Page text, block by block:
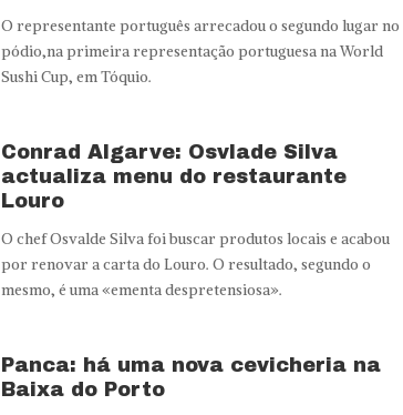
O representante português arrecadou o segundo lugar no
pódio,na primeira representação portuguesa na World
Sushi Cup, em Tóquio.
Conrad Algarve: Osvlade Silva
actualiza menu do restaurante
Louro
O chef Osvalde Silva foi buscar produtos locais e acabou
por renovar a carta do Louro. O resultado, segundo o
mesmo, é uma «ementa despretensiosa».
Panca: há uma nova cevicheria na
Baixa do Porto